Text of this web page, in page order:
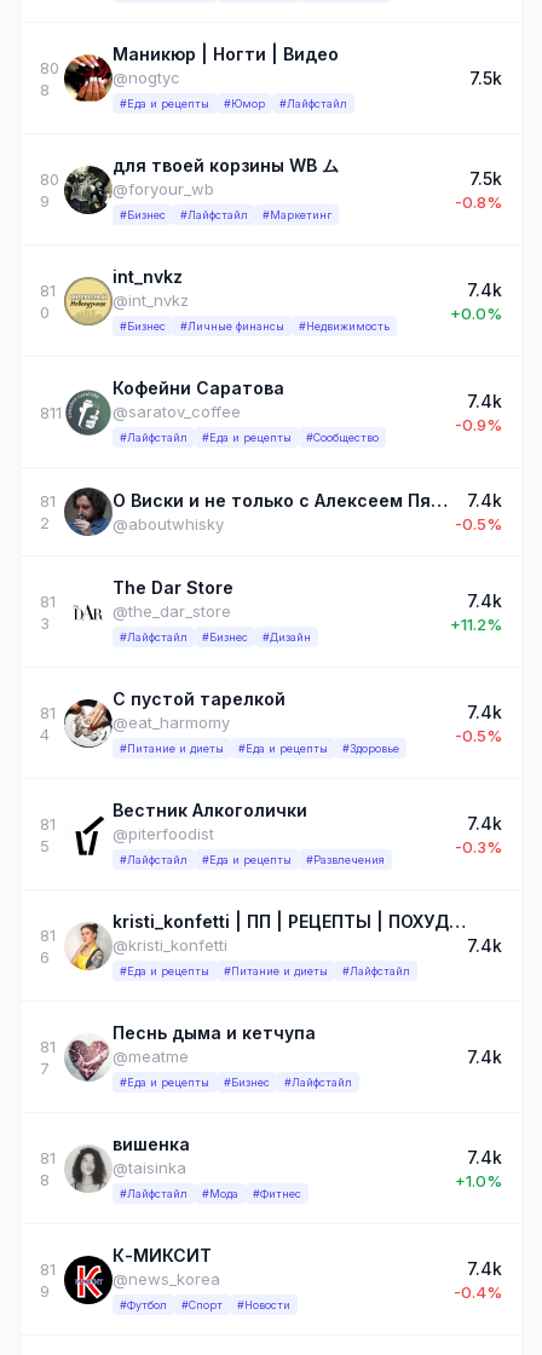
80
8
Маникюр | Ногти | Видео
@nogtyc
#Еда и рецепты #Юмор #Лайфстайл
7.5k
80
9
для твоей корзины WB ム
@foryour_wb
#Бизнес #Лайфстайл #Маркетинг
7.5k
-0.8%
81
0
int_nvkz
@int_nvkz
#Бизнес #Личные финансы #Недвижимость
7.4k
+0.0%
811
Кофейни Саратова
@saratov_coffee
#Лайфстайл #Еда и рецепты #Сообщество
7.4k
-0.9%
81
2
О Виски и не только с Алексеем Пятницких
@aboutwhisky
7.4k
-0.5%
81
3
The Dar Store
@the_dar_store
#Лайфстайл #Бизнес #Дизайн
7.4k
+11.2%
81
4
С пустой тарелкой
@eat_harmomy
#Питание и диеты #Еда и рецепты #Здоровье
7.4k
-0.5%
81
5
Вестник Алкоголички
@piterfoodist
#Лайфстайл #Еда и рецепты #Развлечения
7.4k
-0.3%
81
6
kristi_konfetti | ПП | РЕЦЕПТЫ | ПОХУДЕНИЕ
@kristi_konfetti
#Еда и рецепты #Питание и диеты #Лайфстайл
7.4k
81
7
Песнь дыма и кетчупа
@meatme
#Еда и рецепты #Бизнес #Лайфстайл
7.4k
81
8
вишенка
@taisinka
#Лайфстайл #Мода #Фитнес
7.4k
+1.0%
81
9
К-МИКСИТ
@news_korea
#Футбол #Спорт #Новости
7.4k
-0.4%